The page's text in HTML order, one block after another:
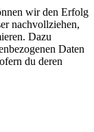
wir den Erfolg
nachvollziehen,
Dazu
Daten
du deren